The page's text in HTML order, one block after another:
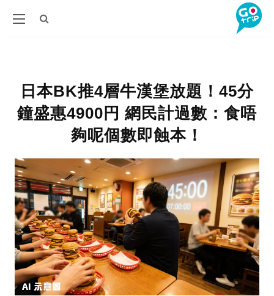
日本BK推4層牛漢堡放題！45分
鐘盛惠4900円 網民計過數：食唔
夠呢個數即蝕本！